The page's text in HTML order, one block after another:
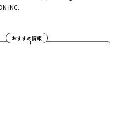
INC.
おすすめ情報